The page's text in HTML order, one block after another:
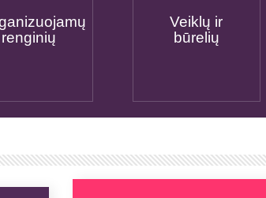
renginių
Veiklų ir
būrelių